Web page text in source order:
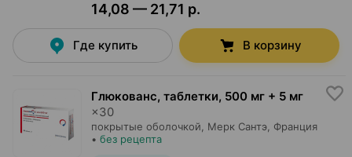
14,08 — 21,71 р.
Где купить В корзину
Глюкованс, таблетки, 500 мг + 5 мг
×30
покрытые оболочкой, Мерк Сантэ , Франция
• без рецепта